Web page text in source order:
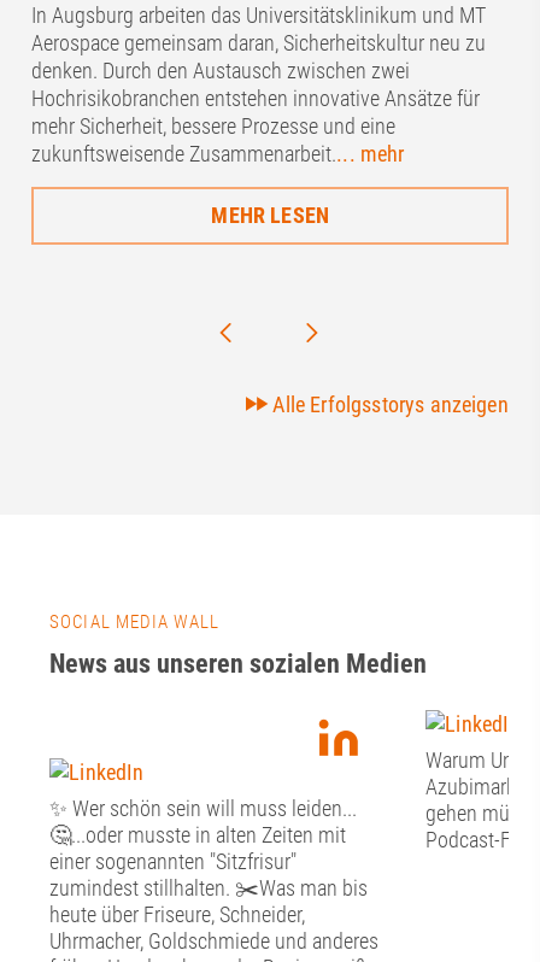
In Augsburg arbeiten das Universitätsklinikum und MT
Aerospace gemeinsam daran, Sicherheitskultur neu zu
denken. Durch den Austausch zwischen zwei
Hochrisikobranchen entstehen innovative Ansätze für
mehr Sicherheit, bessere Prozesse und eine
zukunftsweisende Zusammenarbeit.... mehr
MEHR LESEN
Alle Erfolgsstorys anzeigen
SOCIAL MEDIA WALL
News aus unseren sozialen Medien
✨ Wer schön sein will muss leiden...
🤔...oder musste in alten Zeiten mit
einer sogenannten "Sitzfrisur"
zumindest stillhalten. ✂️Was man bis
heute über Friseure, Schneider,
Uhrmacher, Goldschmiede und anderes
Warum
gehen
Podcast-